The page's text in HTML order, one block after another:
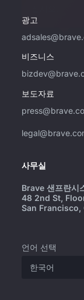
광고
비즈니스
보도자료
사무실
Brave 샌프란시
48 2nd St,
San Francisco,
언어 선택